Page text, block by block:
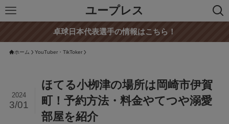
ユープレス
卓球日本代表選手の情報はこちら！
ホーム YouTuber・TikToker
ほてる小栁津の場所は岡崎市伊賀
町！予約方法・料金やてつや溺愛
部屋を紹介
2024
3/01